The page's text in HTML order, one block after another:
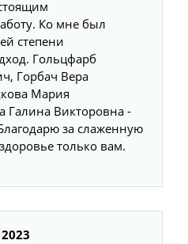
Ко мне был
степени
Гольцфарб
Горбач Вера
Мария
Галина Викторовна -
за слаженную
только вам.